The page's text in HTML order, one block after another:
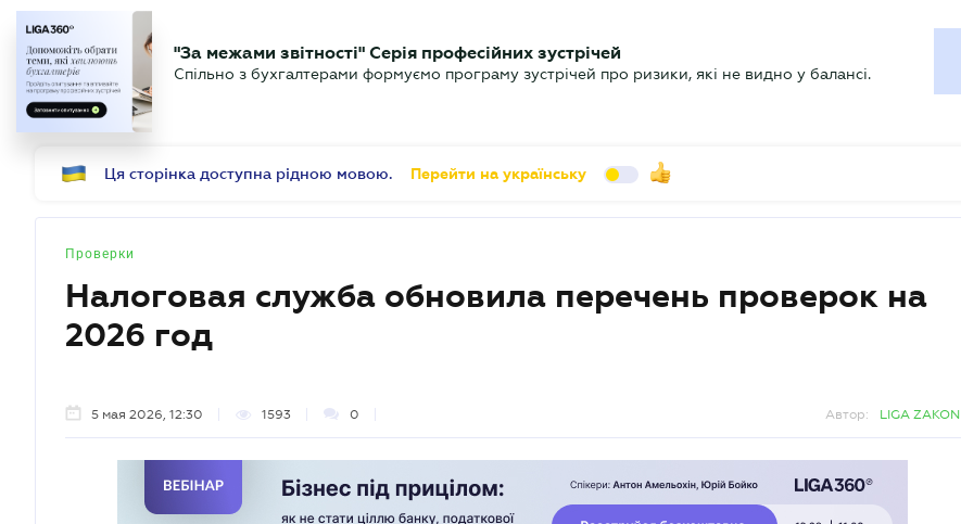
БУХГАЛТЕР Новости Аналитика Календарь Актуально
"За межами звітності" Серія професійних зустрічей
Спільно з бухгалтерами формуємо програму зустрічей про ризики, які не видно у балансі.
Ця сторінка доступна рідною мовою. Перейти на українську
Проверки
Налоговая служба обновила перечень проверок на
2026 год
5 мая 2026, 12:30 1593 0 Автор: LIGA ZAKON